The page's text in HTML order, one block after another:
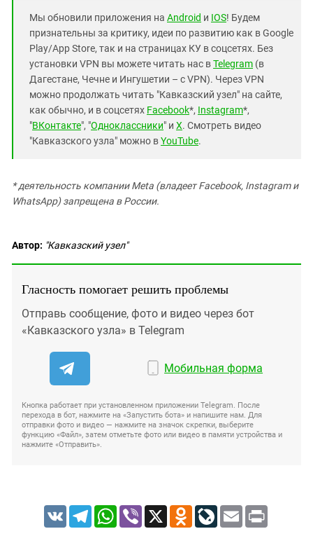
Мы обновили приложения на Android и IOS! Будем
признательны за критику, идеи по развитию как в Google
Play/App Store, так и на страницах КУ в соцсетях. Без
установки VPN вы можете читать нас вTelegram (в
Дагестане, Чечне и Ингушетии – с VPN). Через VPN
можно продолжать читать "Кавказский узел" на сайте,
как обычно, и в соцсетях Facebook*, Instagram*,
"ВКонтакте", "Одноклассники" и X. Смотреть видео
"Кавказского узла" можно вYouTube.
* деятельность компании Meta (владеет Facebook, Instagram и
WhatsApp) запрещена в России.
Автор: "Кавказский узел"
Гласность помогает решить проблемы
Отправь сообщение, фото и видео через бот
«Кавказского узла» в Telegram
Мобильная форма
Кнопка работает при установленном приложении Telegram. После
перехода в бот, нажмите на «Запустить бота» и напишите нам. Для
отправки фото и видео — нажмите на значок скрепки, выберите
функцию «Файл», затем отметьте фото или видео в памяти устройства и
нажмите «Отправить».
VK TelegramWhatsApp
Viber X Odnoklassniki
LiveJournal
Email Print